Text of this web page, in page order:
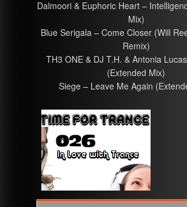
Dalmoori & Euphoric Heart –
Mix)
Blue Serigala – Come Closer (Will
Remix)
TH3 ONE & DJ T.H. & Antonia
(Extended Mix)
Siege – Leave Me Again